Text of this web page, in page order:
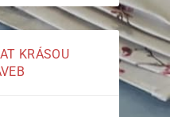
KRÁSOU